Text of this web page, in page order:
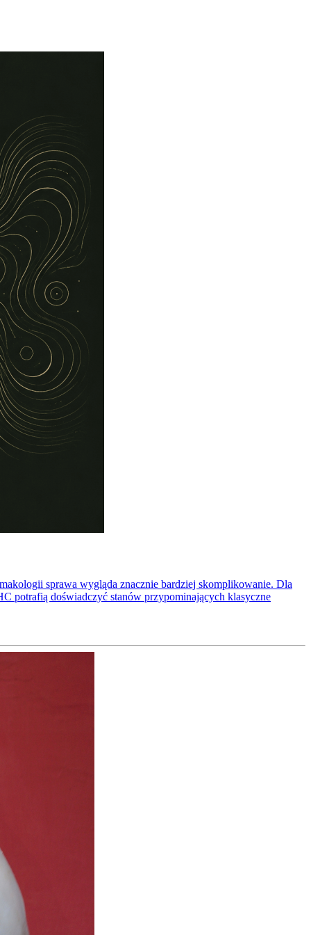
sprawa wygląda znacznie bardziej skomplikowanie. Dla
potrafią doświadczyć stanów przypominających klasyczne